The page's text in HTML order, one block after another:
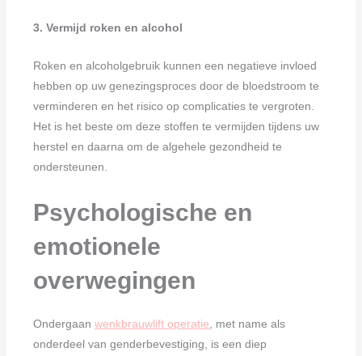
3. Vermijd roken en alcohol
Roken en alcoholgebruik kunnen een negatieve invloed
hebben op uw genezingsproces door de bloedstroom te
verminderen en het risico op complicaties te vergroten.
Het is het beste om deze stoffen te vermijden tijdens uw
herstel en daarna om de algehele gezondheid te
ondersteunen.
Psychologische en
emotionele
overwegingen
Ondergaanwenkbrauwlift operatie , met name als
onderdeel van genderbevestiging, is een diep